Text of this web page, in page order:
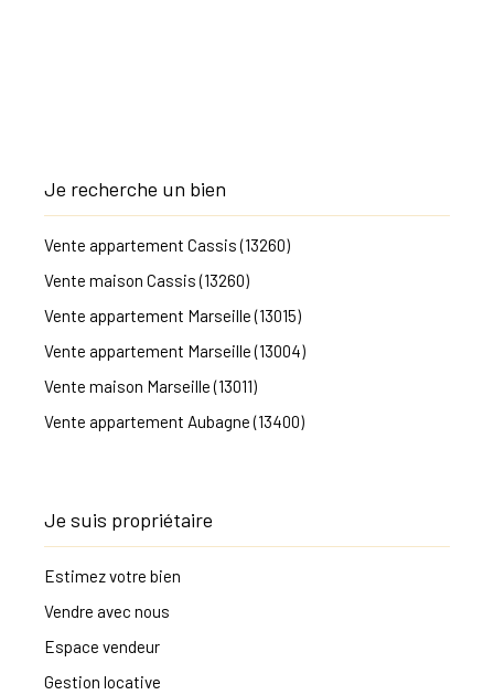
Je recherche un bien
Vente appartement Cassis (13260)
Vente maison Cassis (13260)
Vente appartement Marseille (13015)
Vente appartement Marseille (13004)
Vente maison Marseille (13011)
Vente appartement Aubagne (13400)
Je suis propriétaire
Estimez votre bien
Vendre avec nous
Espace vendeur
Gestion locative